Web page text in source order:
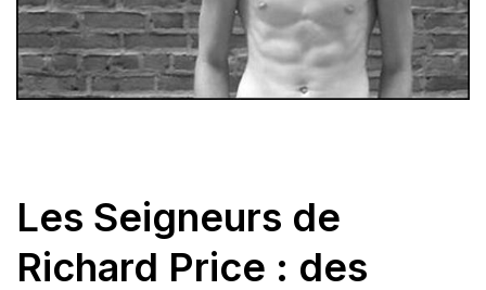
Les Seigneurs de
Richard Price : des